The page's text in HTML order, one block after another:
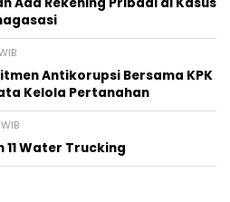
Antikorupsi Bersama KPK
Kelola Pertanahan
Water Trucking